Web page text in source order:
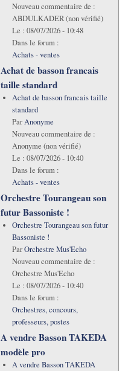
Nouveau commentaire de :
ABDULKADER (non vérifié)
Le : 08/07/2026 - 10:48
Dans le forum :
Achats - ventes
Achat de basson francais
taille standard
Achat de basson francais taille
standard
ParAnonyme
Nouveau commentaire de :
Anonyme (non vérifié)
Le : 08/07/2026 - 10:40
Dans le forum :
Achats - ventes
Orchestre Tourangeau son
futur Bassoniste !
Orchestre Tourangeau son futur
Bassoniste !
ParOrchestre Mus'Echo
Nouveau commentaire de :
Orchestre Mus'Echo
Le : 08/07/2026 - 10:40
Dans le forum :
Orchestres, concours,
professeurs, postes
A vendre Basson TAKEDA
modèle pro
A vendre Basson TAKEDA